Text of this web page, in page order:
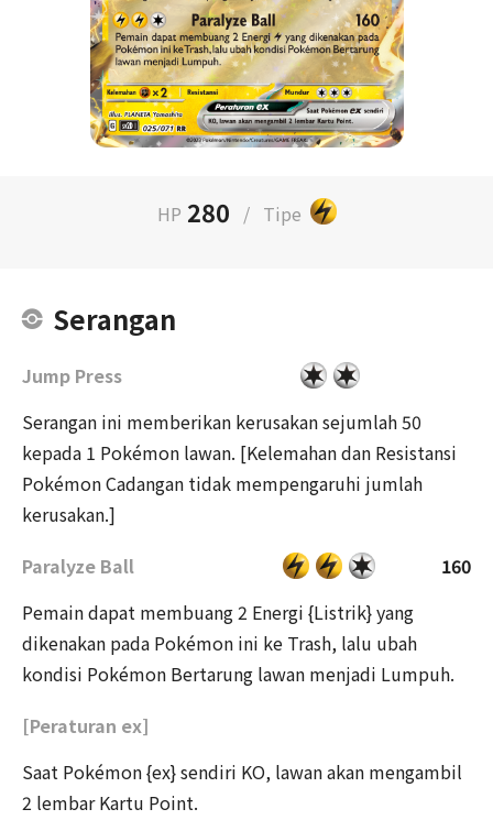
HP 280 / Tipe
Serangan
Jump Press
Serangan ini memberikan kerusakan sejumlah 50
kepada 1 Pokémon lawan. [Kelemahan dan Resistansi
Pokémon Cadangan tidak mempengaruhi jumlah
kerusakan.]
Paralyze Ball
160
Pemain dapat membuang 2 Energi {Listrik} yang
dikenakan pada Pokémon ini ke Trash, lalu ubah
kondisi Pokémon Bertarung lawan menjadi Lumpuh.
[Peraturan ex]
Saat Pokémon {ex} sendiri KO, lawan akan mengambil
2 lembar Kartu Point.